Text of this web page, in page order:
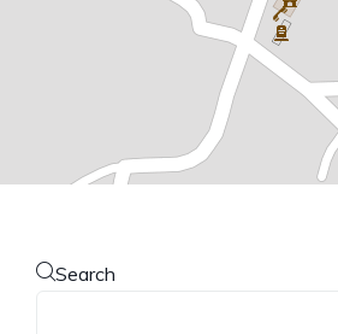
Search